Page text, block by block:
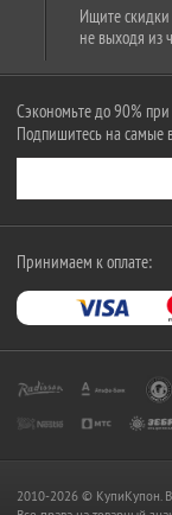
Ищите скидки
не выходя из
Сэкономьте до 90%
Подпишитесь на самые
Принимаем к оплате:
2010-2026 © КупиКупон.